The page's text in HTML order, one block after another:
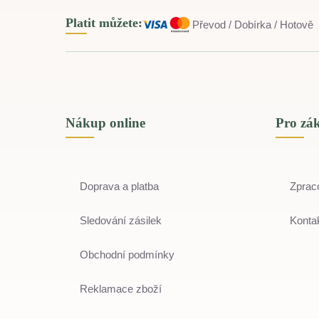
Platit můžete: Převod / Dobírka / Hotově
Nákup online
Doprava a platba
Sledování zásilek
Obchodní podmínky
Reklamace zboží
Pro